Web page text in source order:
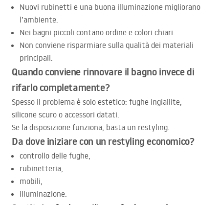
Nuovi rubinetti e una buona illuminazione migliorano
l’ambiente.
Nei bagni piccoli contano ordine e colori chiari.
Non conviene risparmiare sulla qualità dei materiali
principali.
Quando conviene rinnovare il bagno invece di
rifarlo completamente?
Spesso il problema è solo estetico: fughe ingiallite,
silicone scuro o accessori datati.
Se la disposizione funziona, basta un restyling.
Da dove iniziare con un restyling economico?
controllo delle fughe,
rubinetteria,
mobili,
illuminazione.